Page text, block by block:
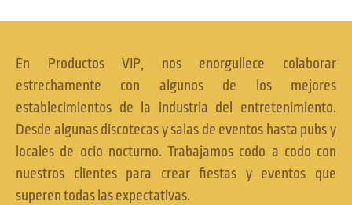
En Productos VIP , nos enorgullece colaborar
estrechamente con algunos de los mejores
establecimientos de la industria del entretenimiento.
Desde algunas discotecas y salas de eventos hasta pubs y
locales de ocio nocturno. Trabajamos codo a codo con
nuestros clientes para crearfiestas y eventos que
superen todas las expectativas.